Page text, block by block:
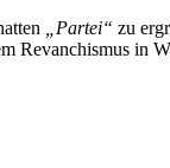
„Partei“ zu
Revanchismus in